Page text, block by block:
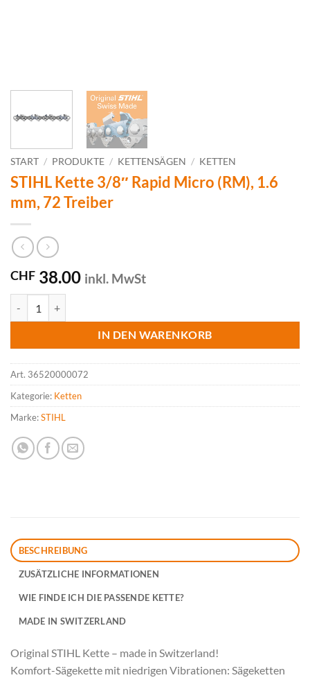
START / PRODUKTE / KETTENSÄGEN / KETTEN
STIHL Kette 3/8″ Rapid Micro (RM), 1.6
mm, 72 Treiber
CHF 38.00 inkl. MwSt
IN DEN WARENKORB
Art. 36520000072
Kategorie: Ketten
Marke:STIHL
BESCHREIBUNG
ZUSÄTZLICHE INFORMATIONEN
WIE FINDE ICH DIE PASSENDE KETTE?
MADE IN SWITZERLAND
Original STIHL Kette – made in Switzerland!
Komfort-Sägekette mit niedrigen Vibrationen: Sägeketten